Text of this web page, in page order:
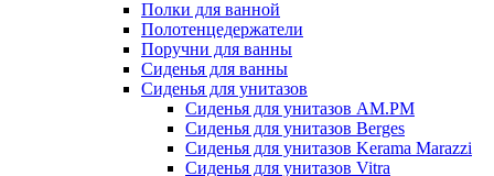
Полки для ванной
Полотенцедержатели
Поручни для ванны
Сиденья для ванны
Сиденья для унитазов
Сиденья для унитазов AM.PM
Сиденья для унитазов Berges
Сиденья для унитазов Kerama Marazzi
Сиденья для унитазов Vitra